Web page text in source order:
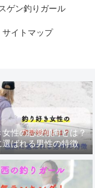
ゲン釣りガール
サイトマップ
女性の恋愛傾向とは？
選ばれる男性の特徴